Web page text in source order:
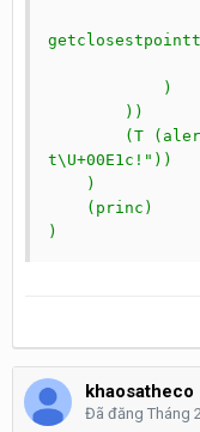
)
))
(T (alert
t\U+00E1c!"))
)
(princ)
)
khaosatheco
Đã đăng Tháng